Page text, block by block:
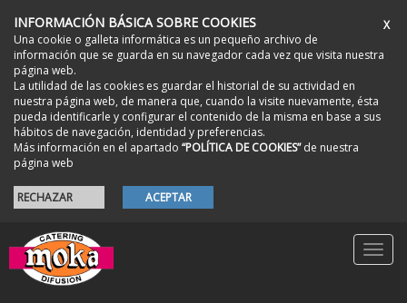
X
INFORMACIÓN BÁSICA SOBRE COOKIES
Una cookie o galleta informática es un pequeño archivo de
información que se guarda en su navegador cada vez que visita nuestra
página web.
La utilidad de las cookies es guardar el historial de su actividad en
nuestra página web, de manera que, cuando la visite nuevamente, ésta
pueda identificarle y configurar el contenido de la misma en base a sus
hábitos de navegación, identidad y preferencias.
Más información en el apartado “POLÍTICA DE COOKIES”de nuestra
página web
RECHAZAR ACEPTAR